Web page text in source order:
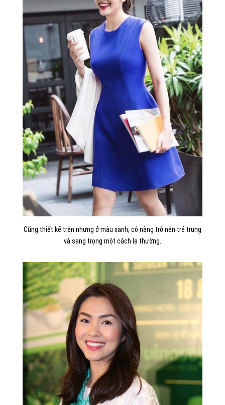
Cũng thiết kế trên nhưng ở màu xanh, cô nàng trở nên trẻ trung
và sang trọng một cách lạ thường.